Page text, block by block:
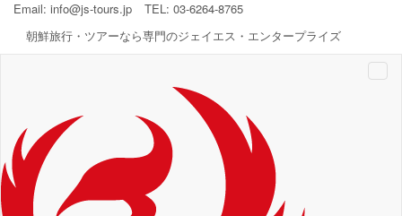
Email: info@js-tours.jp
TEL: 03-6264-8765
朝鮮旅行・ツアーなら専門のジェイエス・エンタープライズ